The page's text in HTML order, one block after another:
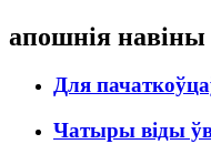
апошнія навіны
Для
Чатыры віды